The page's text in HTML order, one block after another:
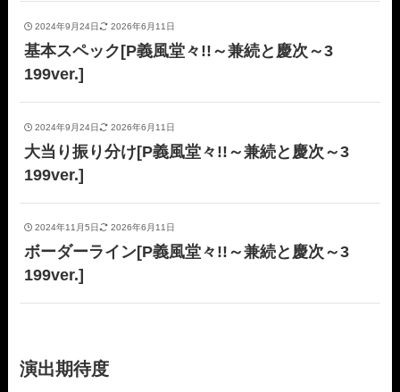
2024年9月24日 2026年6月11日
基本スペック[P義風堂々!!～兼続と慶次～3
199ver.]
2024年9月24日 2026年6月11日
大当り振り分け[P義風堂々!!～兼続と慶次～3
199ver.]
2024年11月5日 2026年6月11日
ボーダーライン[P義風堂々!!～兼続と慶次～3
199ver.]
演出期待度